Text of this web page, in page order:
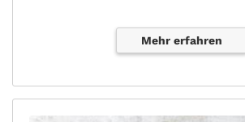
Mehr erfahren